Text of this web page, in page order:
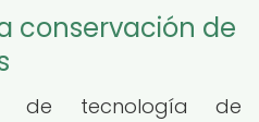
conservación de
de tecnología de